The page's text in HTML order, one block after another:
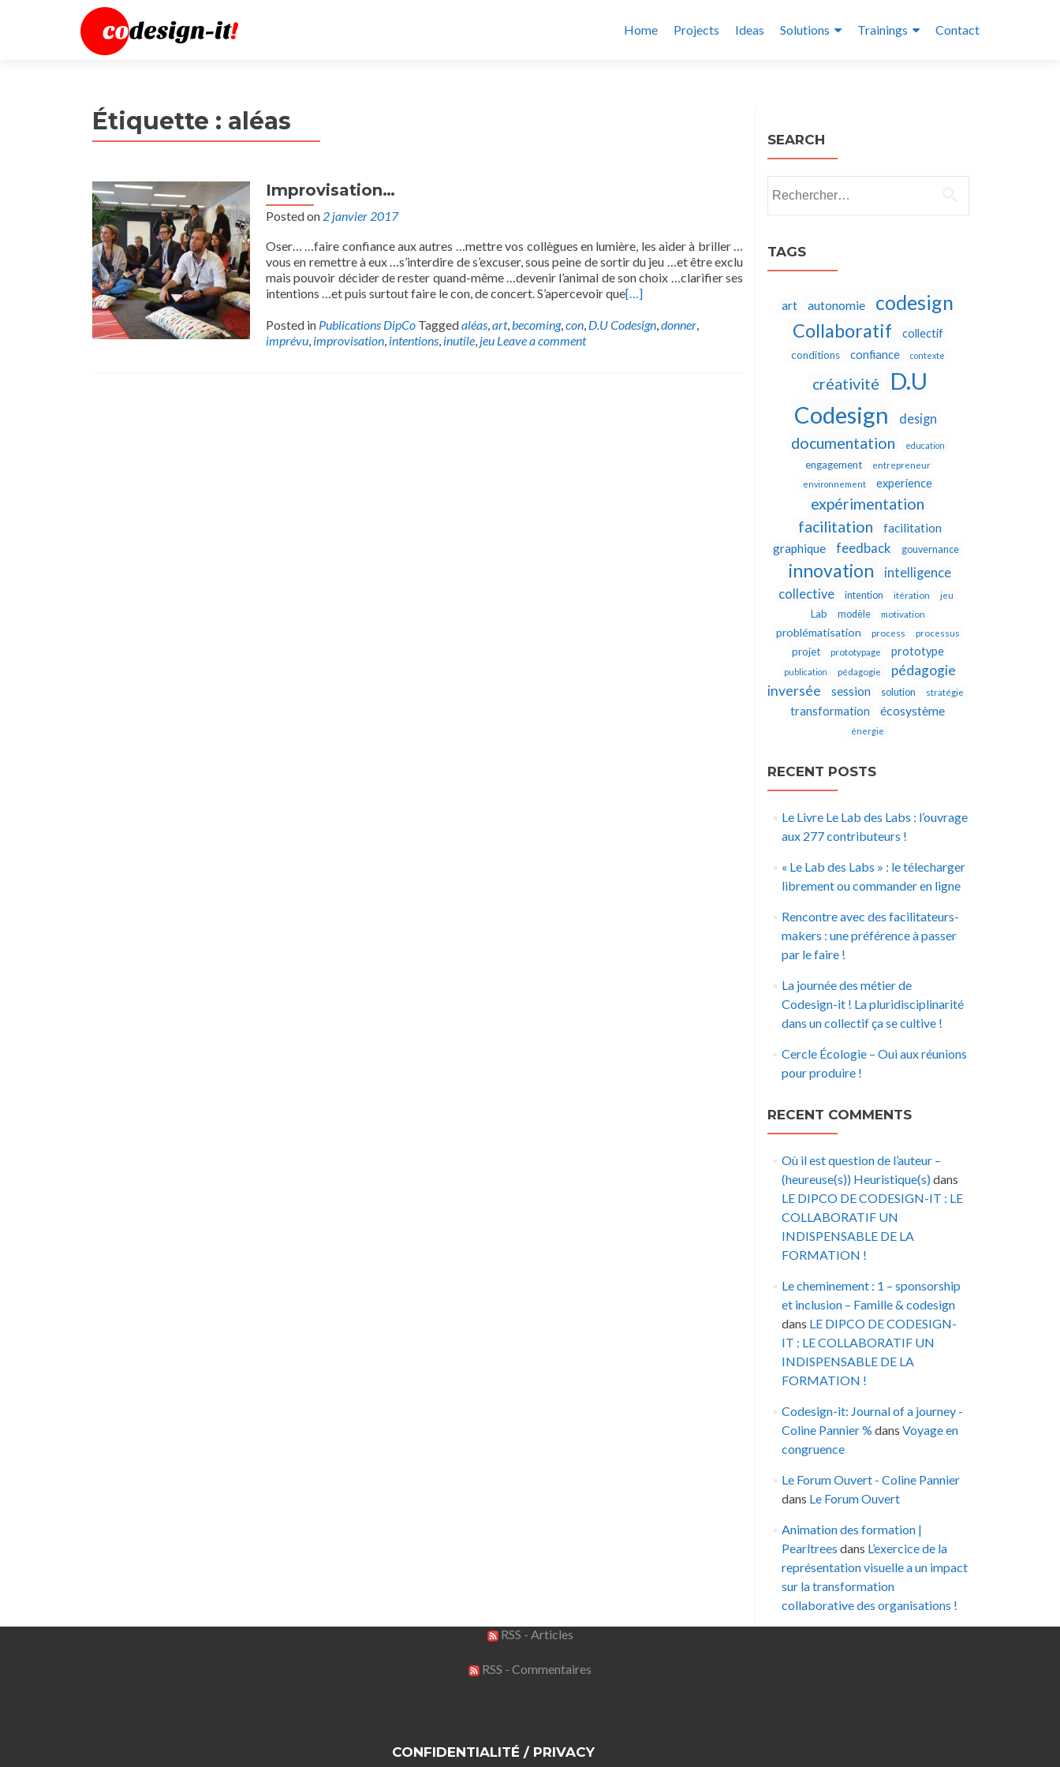
Home Projects Ideas Solutions Trainings Contact
Étiquette : aléas
Improvisation…
Posted on 2 janvier 2017
Oser… …faire confiance aux autres …mettre vos collègues en lumière, les aider à briller …
vous en remettre à eux …s’interdire de s’excuser, sous peine de sortir du jeu …et être exclu
mais pouvoir décider de rester quand-même …devenir l’animal de son choix …clarifier ses
intentions …et puis surtout faire le con, de concert. S’apercevoir que[…]
Posted in Publications DipCo Taggedaléas,art,becoming,con, D.U Codesign,donner,
imprévu, improvisation, intentions, inutile, jeu Leave a comment
SEARCH
TAGS
art autonomie codesign
Collaboratif collectif
conditions confiance contexte
créativité
D.U
Codesign
design
documentation education
engagement
entrepreneur
environnement
experience
expérimentation
facilitation
facilitation
graphique
feedback gouvernance
innovation
intelligence
collective
intention itération jeu
Lab modèle motivation
problématisation process processus
projet prototypage prototype
publication pédagogie
pédagogie
inversée
session solution stratégie
transformation écosystème
énergie
RECENT POSTS
Le Livre Le Lab des Labs : l’ouvrage
aux 277 contributeurs !
« Le Lab des Labs » : le télecharger
librement ou commander en ligne
Rencontre avec des facilitateurs-
makers : une préférence à passer
par le faire !
La journée des métier de
Codesign-it ! La pluridisciplinarité
dans un collectif ça se cultive !
Cercle Écologie – Oui aux réunions
pour produire !
RECENT COMMENTS
Où il est question de l’auteur –
(heureuse(s)) Heuristique(s)dans
LE DIPCO DE CODESIGN-IT : LE
COLLABORATIF UN
INDISPENSABLE DE LA
FORMATION !
Le cheminement : 1 – sponsorship
et inclusion – Famille & codesign
dans LE DIPCO DE CODESIGN-
IT : LE COLLABORATIF UN
INDISPENSABLE DE LA
FORMATION !
Codesign-it: Journal of a journey -
Coline Pannier % dans Voyage en
congruence
Le Forum Ouvert - Coline Pannier
dans Le Forum Ouvert
Animation des formation |
Pearltrees dans L’exercice de la
représentation visuelle a un impact
sur la transformation
collaborative des organisations !
RSS - Articles
RSS - Commentaires
CONFIDENTIALITÉ / PRIVACY